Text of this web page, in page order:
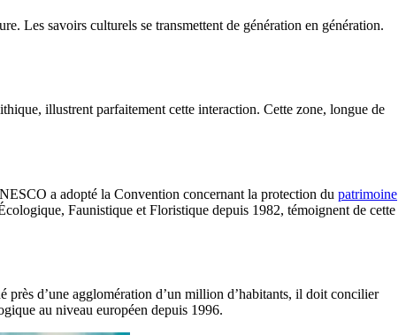
Les savoirs culturels se transmettent de génération en génération.
illustrent parfaitement cette interaction. Cette zone, longue de
a adopté la Convention concernant la protection du patrimoine
Faunistique et Floristique depuis 1982, témoignent de cette
près d’une agglomération d’un million d’habitants, il doit concilier
au niveau européen depuis 1996.